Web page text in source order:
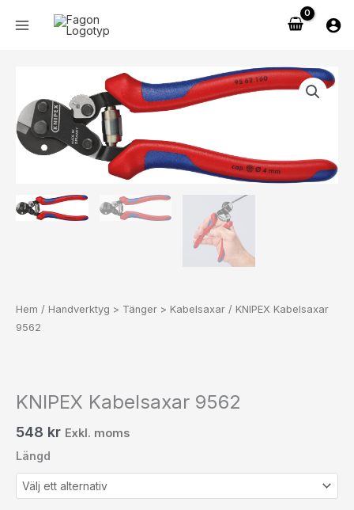
Hem / Handverktyg > Tänger > Kabelsaxar / KNIPEX Kabelsaxar
9562
KNIPEX Kabelsaxar 9562
548 kr Exkl. moms
Längd
9562
mängd